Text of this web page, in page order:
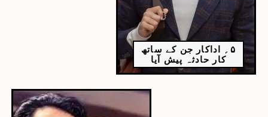
۵؍ اداکار جن کے ساتھ
کار حادثہ پیش آیا